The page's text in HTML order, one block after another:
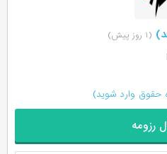
(۱ روز پیش)
حقوق وارد شوید)
رزومه